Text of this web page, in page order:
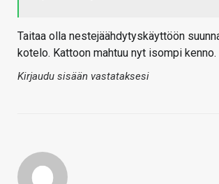
Taitaa olla nestejäähdytyskäyttöön
kotelo. Kattoon mahtuu nyt isompi kenno.
Kirjaudu sisään vastataksesi